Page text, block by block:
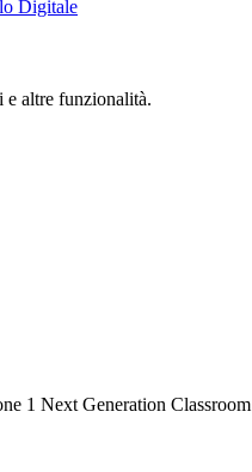
Digitale
e altre funzionalità.
1 Next Generation Classroom